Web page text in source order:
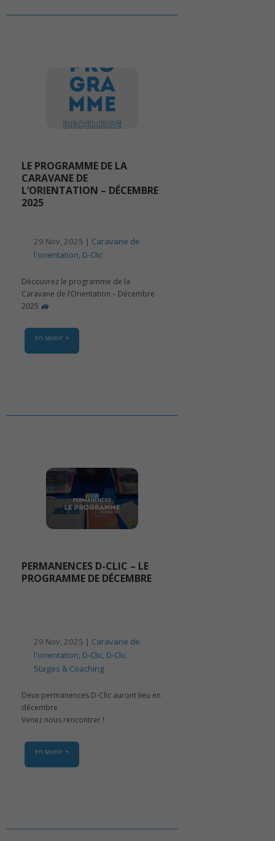
LE PROGRAMME DE LA
CARAVANE DE
L’ORIENTATION – DÉCEMBRE
2025
29 Nov, 2025 | Caravane de
l'orientation D-Clic
Découvrez le programme de la
Caravane de l’Orientation – Décembre
2025
en savoir +
PERMANENCES D-CLIC – LE
PROGRAMME DE DÉCEMBRE
29 Nov, 2025 | Caravane de
l'orientation, D-Clic, D-Clic
Stages & Coaching
Deux permanences D-Clic auront lieu en
décembre
Venez nous rencontrer !
en savoir +